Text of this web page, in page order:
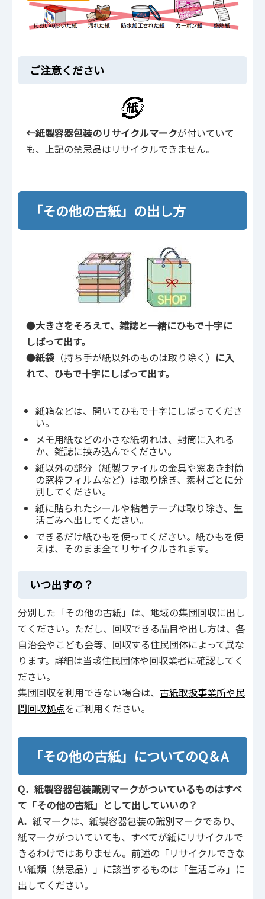
ご注意ください
←紙製容器包装のリサイクルマークが付いていて
も、上記の禁忌品はリサイクルできません。
「その他の古紙」の出し方
●大きさをそろえて、雑誌と一緒にひもで十字に
しばって出す。
●紙袋（持ち手が紙以外のものは取り除く） に入
れて、ひもで十字にしばって出す。
紙箱などは、開いてひもで十字にしばってくださ
い。
メモ用紙などの小さな紙切れは、封筒に入れる
か、雑誌に挟み込んでください。
紙以外の部分（紙製ファイルの金具や窓あき封筒
の窓枠フィルムなど）は取り除き、素材ごとに分
別してください。
紙に貼られたシールや粘着テープは取り除き、生
活ごみへ出してください。
できるだけ紙ひもを使ってください。紙ひもを使
えば、そのまま全てリサイクルされます。
いつ出すの？
分別した「その他の古紙」は、地域の集団回収に出し
てください。ただし、回収できる品目や出し方は、各
自治会やこども会等、回収する住民団体によって異な
ります。詳細は当該住民団体や回収業者に確認してく
ださい。
集団回収を利用できない場合は、 古紙取扱事業所や民
間回収拠点をご利用ください。
「その他の古紙」についてのQ＆A
Q．紙製容器包装識別マークがついているものはすべ
て「その他の古紙」として出していいの？
A． 紙マークは、紙製容器包装の識別マークであり、
紙マークがついていても、すべてが紙にリサイクルで
きるわけではありません。前述の「リサイクルできな
い紙類（禁忌品）」に該当するものは「生活ごみ」に
出してください。